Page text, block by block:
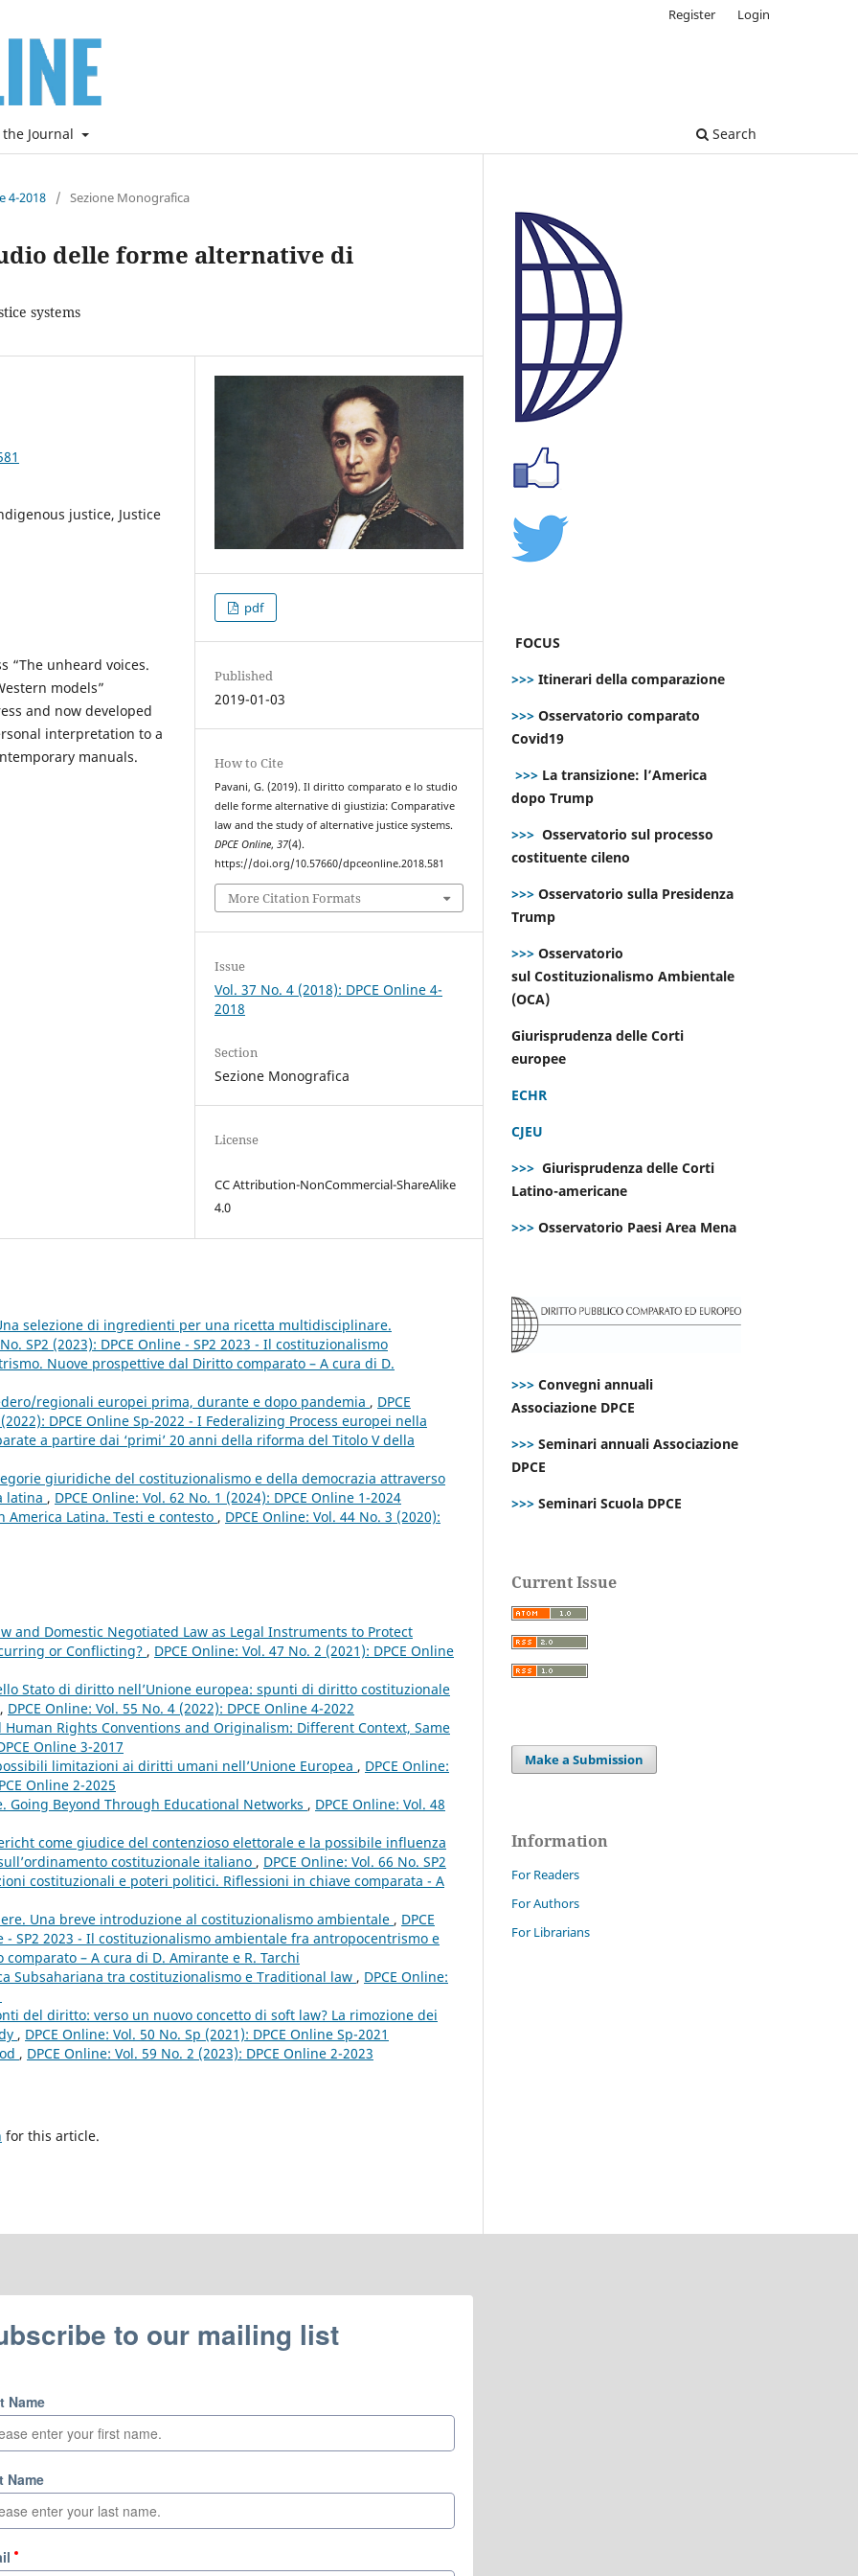
Journal Search
Register Login
4-2018 / Sezione Monografica
delle forme alternative di
systems
justice, Justice
“The unheard voices.
models”
and now developed
interpretation to a
manuals.
pdf
Published
2019-01-03
How to Cite
Pavani, G. (2019). Il diritto comparato e lo studio
delle forme alternative di giustizia: Comparative
law and the study of alternative justice systems.
DPCE Online,37(4).
https://doi.org/10.57660/dpceonline.2018.581
More Citation Formats
Issue
Vol. 37 No. 4 (2018): DPCE Online 4-
2018
Section
Sezione Monografica
License
CC Attribution-NonCommercial-ShareAlike
4.0
selezione di ingredienti per una ricetta multidisciplinare.
SP2 (2023): DPCE Online - SP2 2023 - Il costituzionalismo
Nuove prospettive dal Diritto comparato – A cura di D.
regionali europei prima, durante e dopo pandemia , DPCE
DPCE Online Sp-2022 - I Federalizing Process europei nella
a partire dai ‘primi’ 20 anni della riforma del Titolo V della
giuridiche del costituzionalismo e della democrazia attraverso
latina , DPCE Online: Vol. 62 No. 1 (2024): DPCE Online 1-2024
America Latina. Testi e contesto , DPCE Online: Vol. 44 No. 3 (2020):
and Domestic Negotiated Law as Legal Instruments to Protect
or Conflicting? , DPCE Online: Vol. 47 No. 2 (2021): DPCE Online
Stato di diritto nell’Unione europea: spunti di diritto costituzionale
, DPCE Online: Vol. 55 No. 4 (2022): DPCE Online 4-2022
Rights Conventions and Originalism: Different Context, Same
Online 3-2017
limitazioni ai diritti umani nell’Unione Europea , DPCE Online:
Online 2-2025
Going Beyond Through Educational Networks , DPCE Online: Vol. 48
come giudice del contenzioso elettorale e la possibile influenza
costituzionale italiano , DPCE Online: Vol. 66 No. SP2
costituzionali e poteri politici. Riflessioni in chiave comparata - A
Una breve introduzione al costituzionalismo ambientale , DPCE
- SP2 2023 - Il costituzionalismo ambientale fra antropocentrismo e
– A cura di D. Amirante e R. Tarchi
Subsahariana tra costituzionalismo e Traditional law , DPCE Online:
del diritto: verso un nuovo concetto di soft law? La rimozione dei
, DPCE Online: Vol. 50 No. Sp (2021): DPCE Online Sp-2021
, DPCE Online: Vol. 59 No. 2 (2023): DPCE Online 2-2023
for this article.
FOCUS
>>> Itinerari della comparazione
>>> Osservatorio comparato
Covid19
>>> La transizione: l’America
dopo Trump
>>> Osservatorio sul processo
costituente cileno
>>> Osservatorio sulla Presidenza
Trump
>>> Osservatorio
sul Costituzionalismo Ambientale
(OCA)
Giurisprudenza delle Corti
europee
ECHR
CJEU
>>> Giurisprudenza delle Corti
Latino-americane
>>> Osservatorio Paesi Area Mena
>>> Convegni annuali
Associazione DPCE
>>> Seminari annuali Associazione
DPCE
>>> Seminari Scuola DPCE
Current Issue
Make a Submission
Information
For Readers
For Authors
For Librarians